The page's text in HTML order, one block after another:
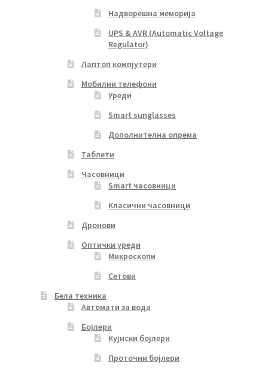
Надворешна меморија
UPS & AVR (Automatic Voltage
Regulator)
Лаптоп компјутери
Мобилни телефони
Уреди
Smart sunglasses
Дополнителна опрема
Таблети
Часовници
Smart часовници
Класични часовници
Дронови
Оптички уреди
Микроскопи
Сетови
Бела техника
Автомати за вода
Бојлери
Кујнски бојлери
Проточни бојлери